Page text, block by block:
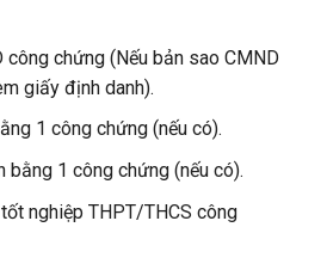
công chứng (Nếu bản sao CMND
giấy định danh).
1 công chứng (nếu có).
bằng 1 công chứng (nếu có).
nghiệp THPT/THCS công